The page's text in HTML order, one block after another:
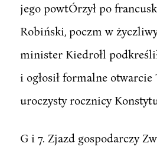
jego powtÓrzył po
Robiński, poczm w
minister Kiedrołl
i ogłosił formalne otwarcie
uroczysty rocznicy
G i 7. Zjazd gospodarczy